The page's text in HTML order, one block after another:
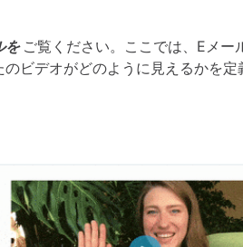
を ご覧ください。ここでは、Eメー
ビデオがどのように見えるかを定